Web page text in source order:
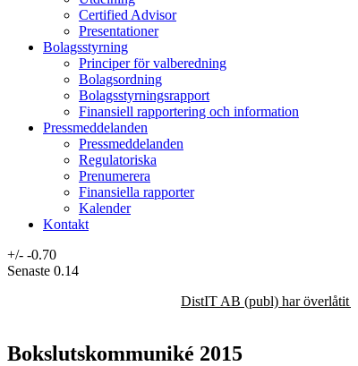
Certified Advisor
Presentationer
Bolagsstyrning
Principer för valberedning
Bolagsordning
Bolagsstyrningsrapport
Finansiell rapportering och information
Pressmeddelanden
Pressmeddelanden
Regulatoriska
Prenumerera
Finansiella rapporter
Kalender
Kontakt
+/- -0.70
Senaste 0.14
DistIT AB (publ) har överlåtit
Bokslutskommuniké 2015